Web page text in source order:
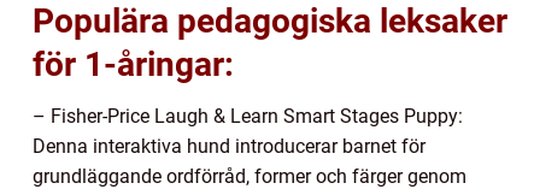
Populära pedagogiska leksaker
för 1-åringar:
– Fisher-Price Laugh & Learn Smart Stages Puppy:
Denna interaktiva hund introducerar barnet för
grundläggande ordförråd, former och färger genom